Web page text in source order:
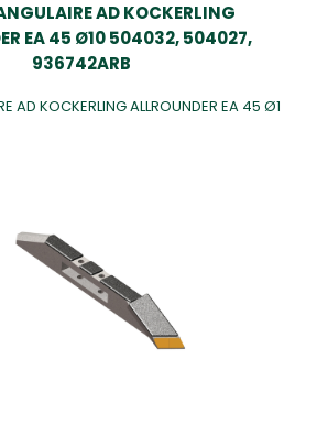
AD KOCKERLING
EA 45 Ø10 504032, 504027,
936742ARB
AD KOCKERLING ALLROUNDER EA 45 Ø1